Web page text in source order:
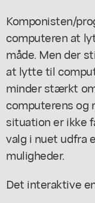
Komponisten/
computeren at
måde. Men der
at lytte til
minder stærkt
computerens og
situation er ikke
valg i nuet udfra
muligheder.
Det interaktive